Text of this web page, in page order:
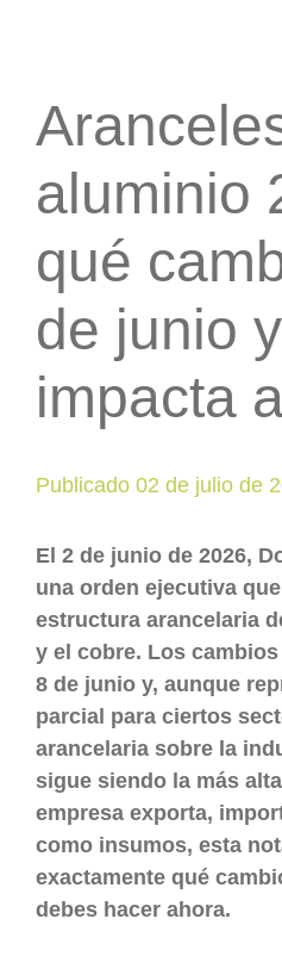
aluminio
qué
de junio
impacta
Publicado 02 de julio de
El 2 de junio de 2026,
una orden ejecutiva
estructura arancelaria
y el cobre. Los
8 de junio y, aunque
parcial para ciertos
arancelaria sobre la
sigue siendo la más
empresa exporta,
como insumos, esta
exactamente qué
debes hacer ahora.